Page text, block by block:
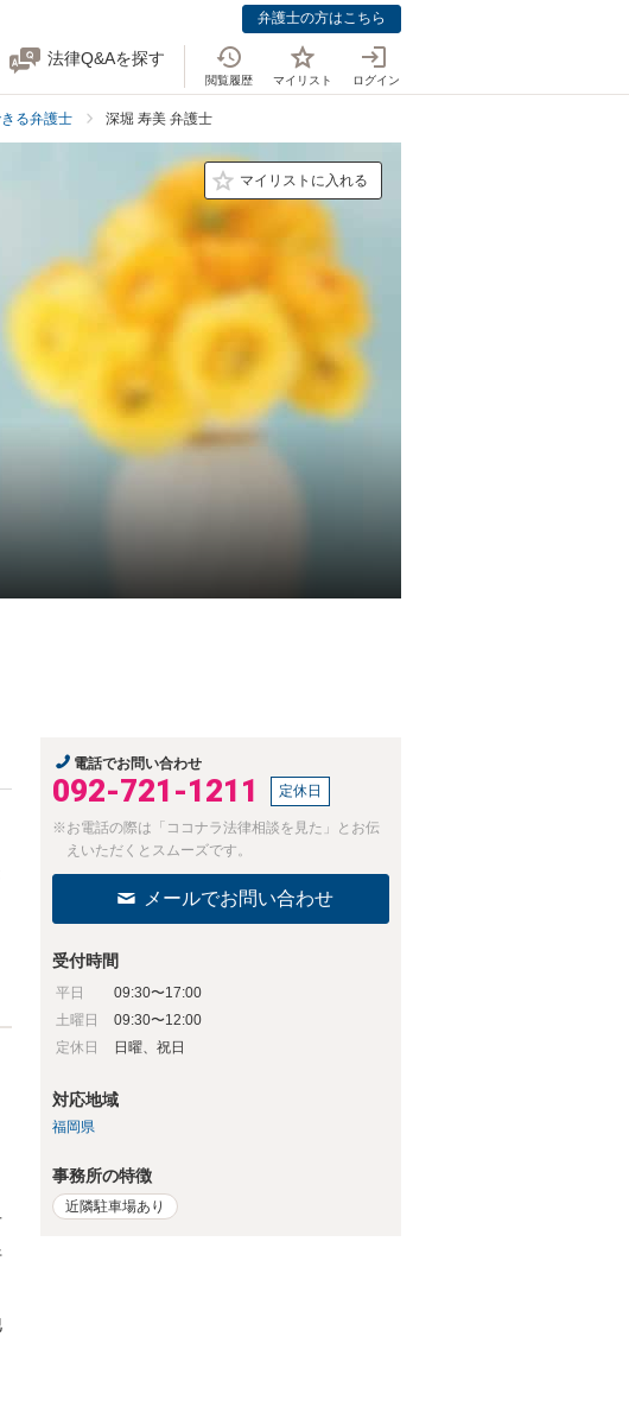
弁護士の方はこちら
法律Q&Aを探す
閲覧履歴 マイリスト ログイン
る弁護士 深堀 寿美 弁護士
マイリストに入れる
電話でお問い合わせ
092-721-1211 定休日
※お電話の際は「ココナラ法律相談を見た」とお伝
えいただくとスムーズです。
メールでお問い合わせ
受付時間
平日
09:30〜17:00
土曜日
09:30〜12:00
定休日
日曜、祝日
対応地域
福岡県
事務所の特徴
近隣駐車場あり